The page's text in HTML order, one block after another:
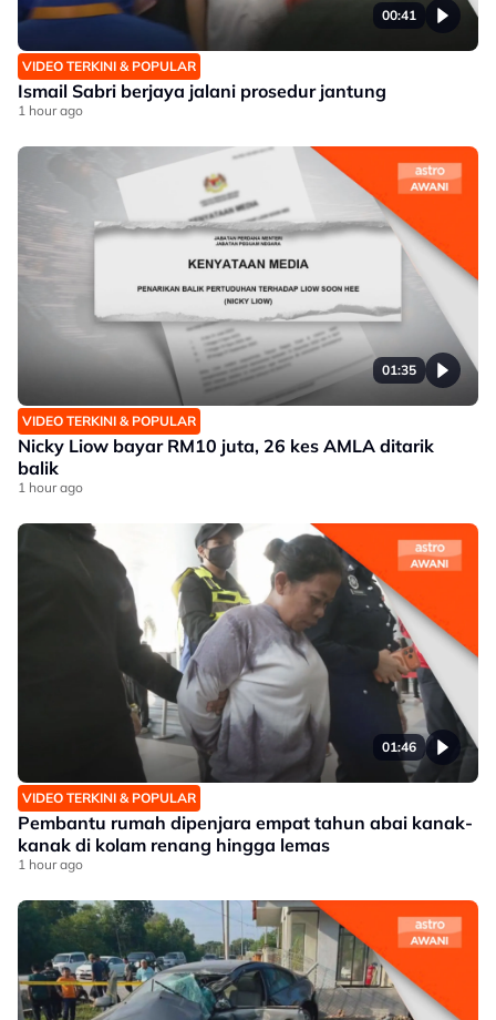
00:41
VIDEO TERKINI & POPULAR
Ismail Sabri berjaya jalani prosedur jantung
1 hour ago
01:35
VIDEO TERKINI & POPULAR
Nicky Liow bayar RM10 juta, 26 kes AMLA ditarik
balik
1 hour ago
01:46
VIDEO TERKINI & POPULAR
Pembantu rumah dipenjara empat tahun abai kanak-
kanak di kolam renang hingga lemas
1 hour ago